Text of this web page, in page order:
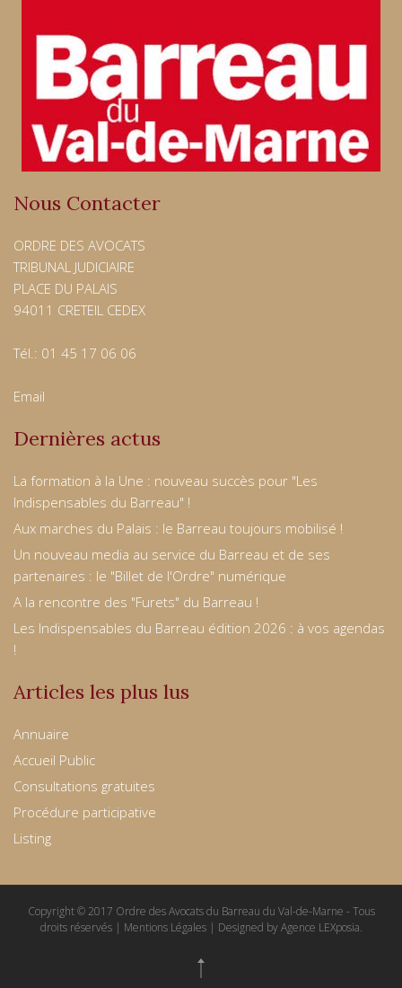
Nous Contacter
ORDRE DES AVOCATS
TRIBUNAL JUDICIAIRE
PLACE DU PALAIS
94011 CRETEIL CEDEX
Tél.: 01 45 17 06 06
Email
Dernières actus
La formation à la Une : nouveau succès pour "Les
Indispensables du Barreau" !
Aux marches du Palais : le Barreau toujours mobilisé !
Un nouveau media au service du Barreau et de ses
partenaires : le "Billet de l'Ordre" numérique
A la rencontre des "Furets" du Barreau !
Les Indispensables du Barreau édition 2026 : à vos agendas
!
Articles les plus lus
Annuaire
Accueil Public
Consultations gratuites
Procédure participative
Listing
Copyright © 2017 Ordre des Avocats du Barreau du Val-de-Marne - Tous
droits réservés | Mentions Légales | Designed by Agence LEXposia.